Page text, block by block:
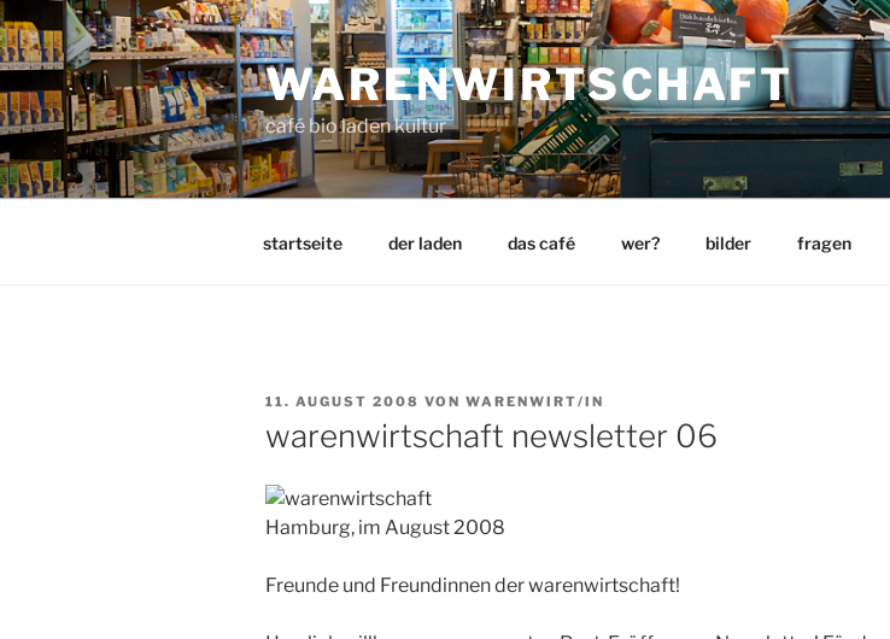
Zum
Inhalt
springen
WARENWIRTSCHAFT
café bio laden kultur
startseite der laden das café wer? bilder fragen
VERÖFFENTLICHT
11. AUGUST 2008 VON WARENWIRT/IN
warenwirtschaft newsletter 06
Hamburg, im August 2008
Freunde und Freundinnen der warenwirtschaft!